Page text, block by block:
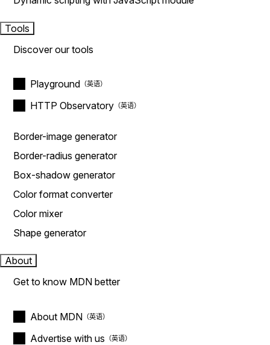
Tools
Discover our tools
Playground
HTTP Observatory
Border-image generator
Border-radius generator
Box-shadow generator
Color format converter
Color mixer
Shape generator
About
Get to know MDN better
About MDN
Advertise with us